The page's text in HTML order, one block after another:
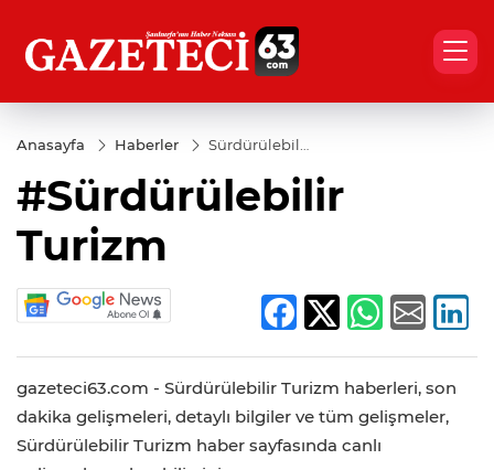
Anasayfa Haberler
Sürdürülebilir
#Sürdürülebilir
Turizm
gazeteci63.com - Sürdürülebilir Turizm haberleri, son
dakika gelişmeleri, detaylı bilgiler ve tüm gelişmeler,
Sürdürülebilir Turizm haber sayfasında canlı